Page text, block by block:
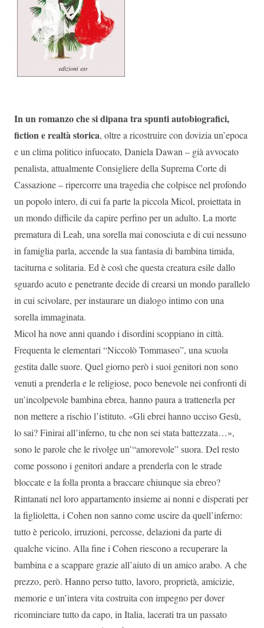
In un romanzo che si dipana tra spunti autobiografici,
fiction e realtà storica, oltre a ricostruire con dovizia un’epoca
e un clima politico infuocato, Daniela Dawan – già avvocato
penalista, attualmente Consigliere della Suprema Corte di
Cassazione – ripercorre una tragedia che colpisce nel profondo
un popolo intero, di cui fa parte la piccola Micol, proiettata in
un mondo difficile da capire perfino per un adulto. La morte
prematura di Leah, una sorella mai conosciuta e di cui nessuno
in famiglia parla, accende la sua fantasia di bambina timida,
taciturna e solitaria. Ed è così che questa creatura esile dallo
sguardo acuto e penetrante decide di crearsi un mondo parallelo
in cui scivolare, per instaurare un dialogo intimo con una
sorella immaginata.
Micol ha nove anni quando i disordini scoppiano in città.
Frequenta le elementari “Niccolò Tommaseo”, una scuola
gestita dalle suore. Quel giorno però i suoi genitori non sono
venuti a prenderla e le religiose, poco benevole nei confronti di
un’incolpevole bambina ebrea, hanno paura a trattenerla per
non mettere a rischio l’istituto. «Gli ebrei hanno ucciso Gesù,
lo sai? Finirai all’inferno, tu che non sei stata battezzata…»,
sono le parole che le rivolge un’“amorevole” suora. Del resto
come possono i genitori andare a prenderla con le strade
bloccate e la folla pronta a braccare chiunque sia ebreo?
Rintanati nel loro appartamento insieme ai nonni e disperati per
la figlioletta, i Cohen non sanno come uscire da quell’inferno:
tutto è pericolo, irruzioni, percosse, delazioni da parte di
qualche vicino. Alla fine i Cohen riescono a recuperare la
bambina e a scappare grazie all’aiuto di un amico arabo. A che
prezzo, però. Hanno perso tutto, lavoro, proprietà, amicizie,
memorie e un’intera vita costruita con impegno per dover
ricominciare tutto da capo, in Italia, lacerati tra un passato